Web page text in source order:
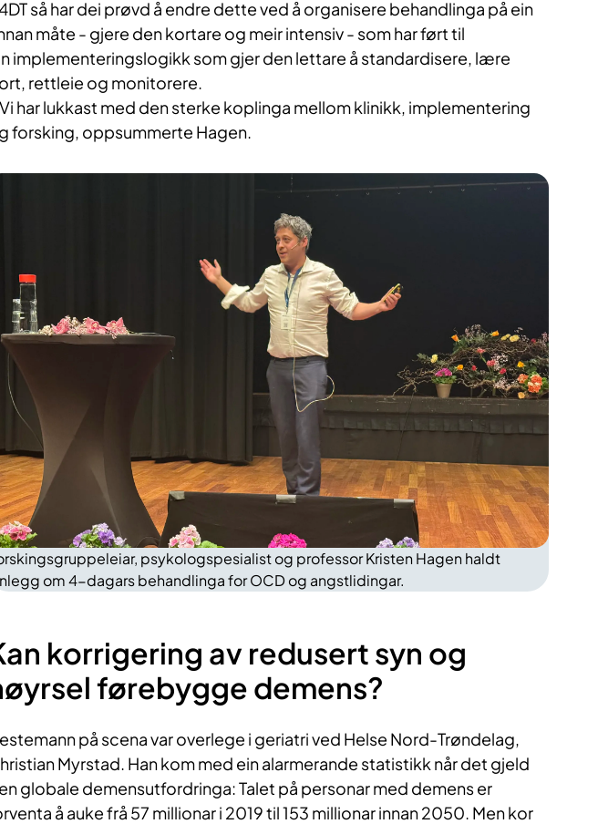
så har dei prøvd å endre dette ved å organisere behandlinga på ein
måte - gjere den kortare og meir intensiv - som har ført til
implementeringslogikk som gjer den lettare å standardisere, lære
rettleie og monitorere.
har lukkast med den sterke koplinga mellom klinikk, implementering
forsking, oppsummerte Hagen.
psykologspesialist og professor Kristen Hagen haldt
om 4-dagars behandlinga for OCD og angstlidingar.
korrigering av redusert syn og
førebygge demens?
på scena var overlege i geriatri ved Helse Nord-Trøndelag,
Myrstad. Han kom med ein alarmerande statistikk når det gjeld
globale demensutfordringa: Talet på personar med demens er
å auke frå 57 millionar i 2019 til 153 millionar innan 2050. Men kor